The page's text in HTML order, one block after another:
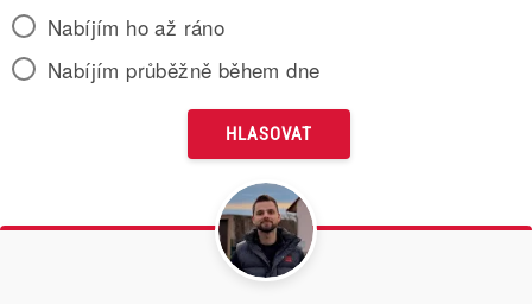
Nabíjím ho až ráno
Nabíjím průběžně během dne